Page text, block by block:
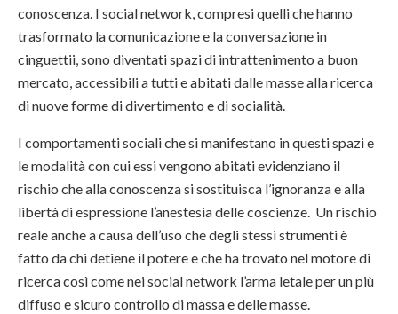
conoscenza. I social network, compresi quelli che hanno
trasformato la comunicazione e la conversazione in
cinguettii, sono diventati spazi di intrattenimento a buon
mercato, accessibili a tutti e abitati dalle masse alla ricerca
di nuove forme di divertimento e di socialità.
I comportamenti sociali che si manifestano in questi spazi e
le modalità con cui essi vengono abitati evidenziano il
rischio che alla conoscenza si sostituisca l’ignoranza e alla
libertà di espressione l’anestesia delle coscienze. Un rischio
reale anche a causa dell’uso che degli stessi strumenti è
fatto da chi detiene il potere e che ha trovato nel motore di
ricerca così come nei social network l’arma letale per un più
diffuso e sicuro controllo di massa e delle masse.